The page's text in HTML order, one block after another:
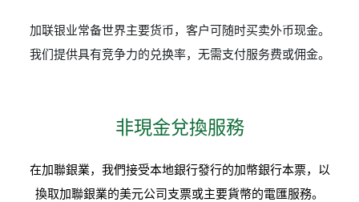
加联银业常备世界主要货币，客户可随时买卖外币现金。
我们提供具有竞争力的兑换率，无需支付服务费或佣金。
非現金兌換服務
在加聯銀業，我們接受本地銀行發行的加幣銀行本票，以
換取加聯銀業的美元公司支票或主要貨幣的電匯服務。